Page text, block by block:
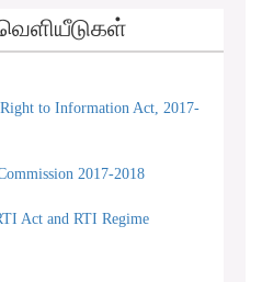
to Information Act, 2017-
2017-2018
Act and RTI Regime